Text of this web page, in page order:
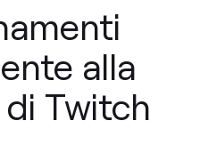
alla
Twitch